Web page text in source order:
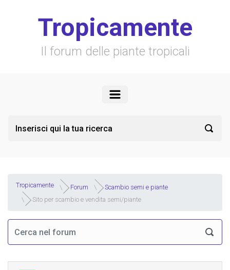
Tropicamente
Il forum delle piante tropicali
Tropicamente Forum
Scambio semi e piante
Sito per scambio e vendita semi/piante